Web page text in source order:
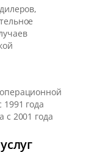
года
с 2001 года